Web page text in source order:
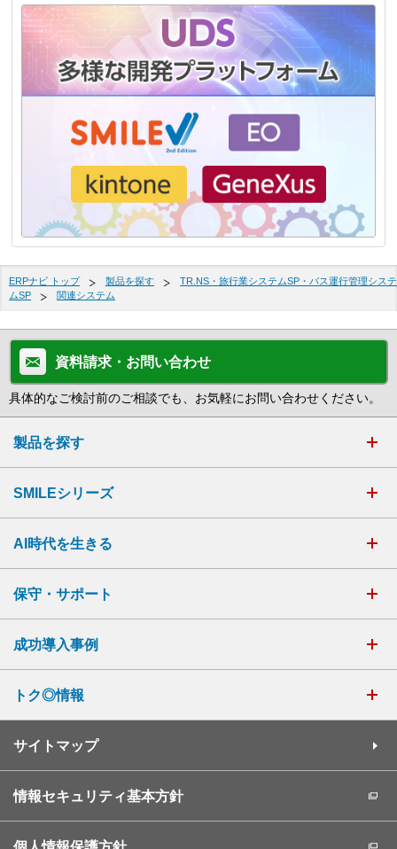
ERPナビ トップ 製品を探す
TR.NS・旅行業システムSP・バス運行管理システ
ムSP
関連システム
資料請求・お問い合わせ
具体的なご検討前のご相談でも、お気軽にお問い合わせください。
製品を探す
SMILEシリーズ
AI時代を生きる
保守・サポート
成功導入事例
トク◎情報
サイトマップ
情報セキュリティ基本方針